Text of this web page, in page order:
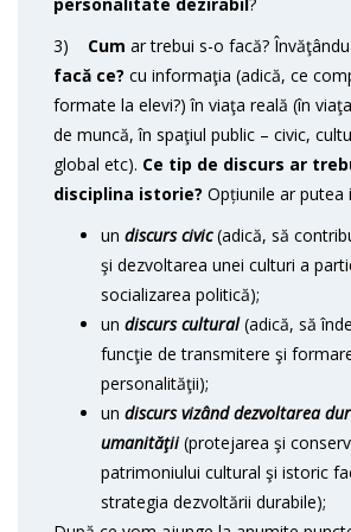
3) Cum ar trebui s-o facă?
facă ce? cu informaţia (adică, ce
formate la elevi?) în viaţa reală (în
de muncă, în spaţiul public – civic,
global etc). Ce tip de discurs ar
disciplina istorie? Opțiunile ar putea
un discurs civic (adică, să
şi dezvoltarea unei culturi a
socializarea politică);
un discurs cultural (adică, să
funcţie de transmitere şi
personalităţii);
un discurs vizând dezvoltarea
umanităţii (protejarea şi
patrimoniului cultural şi istoric
strategia dezvoltării durabile);